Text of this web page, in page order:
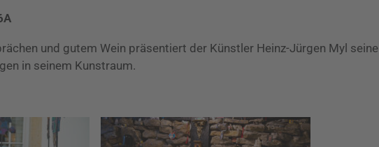
und gutem Wein präsentiert der Künstler Heinz-Jürgen Myl seine
in seinem Kunstraum.